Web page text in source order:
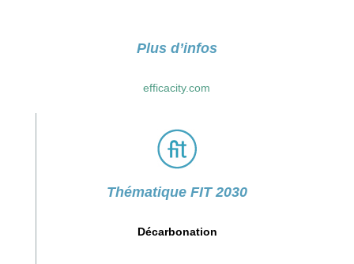
Plus d’infos
efficacity.com
Thématique FIT 2030
Décarbonation